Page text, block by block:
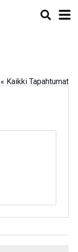
« Kaikki Tapahtumat